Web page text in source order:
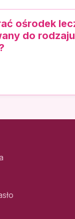
ośrodek
do